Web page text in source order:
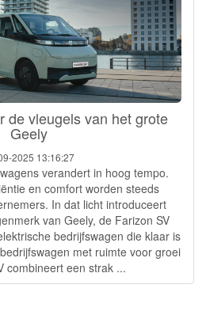
de vleugels van het grote
Geely
2025 13:16:27
verandert in hoog tempo.
en comfort worden steeds
In dat licht introduceert
van Geely, de Farizon SV
bedrijfswagen die klaar is
met ruimte voor groei
combineert een strak ...